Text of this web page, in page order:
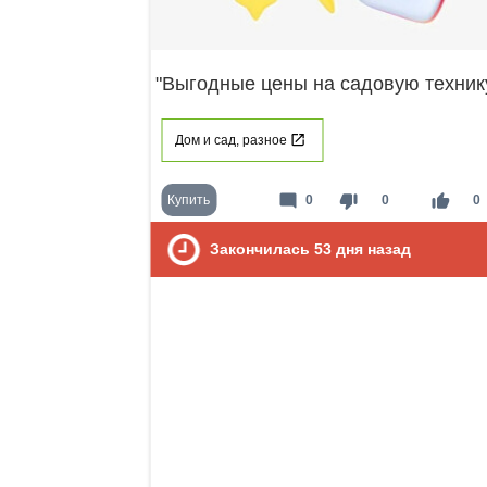
"Выгодные цены на садовую
Дом и сад, разное
Купить thumb_down 0 thumb_up 0
mode_comment 0
Закончилась 53 дня назад